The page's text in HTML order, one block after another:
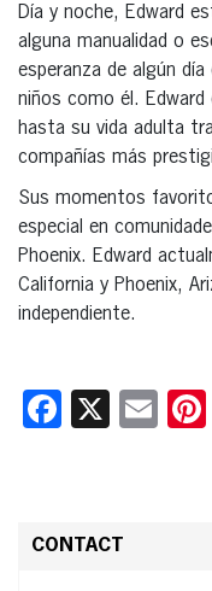
Día y noche, Edward
alguna manualidad o
esperanza de algún
niños como él.
hasta su vida adulta
compañías más
Sus momentos
especial en
Phoenix. Edward
California y Phoenix,
independiente.
Facebook
X
CONTACT